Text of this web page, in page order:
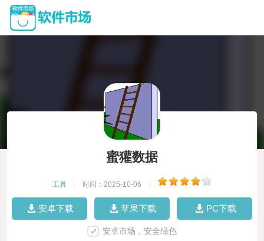
蜜獾数据
工具 时间：2025-10-06
安卓下载 苹果下载 PC下载
安卓市场，安全绿色